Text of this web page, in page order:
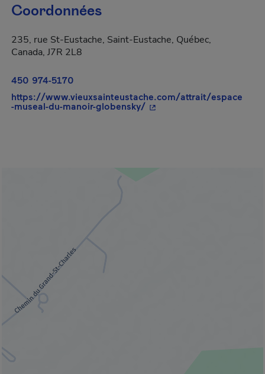
Coordonnées
235, rue St-Eustache, Saint-Eustache, Québec,
Canada, J7R 2L8
450 974-5170
https://www.vieuxsainteustache.com/attrait/espace
-museal-du-manoir-globensky/- Cet hyperlien s'ouvrira